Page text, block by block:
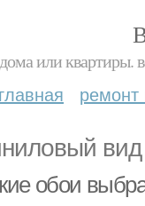
или
главная ремонт
вид
обои